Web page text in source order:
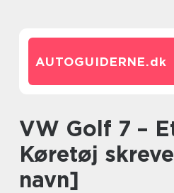
AUTOGUIDERNE.dk
VW Golf 7 – Et Ikonisk
Køretøj
navn]